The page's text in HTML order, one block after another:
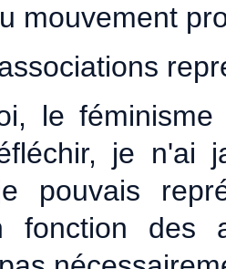
mouvement
le
je n'ai
pouvais
fonction des